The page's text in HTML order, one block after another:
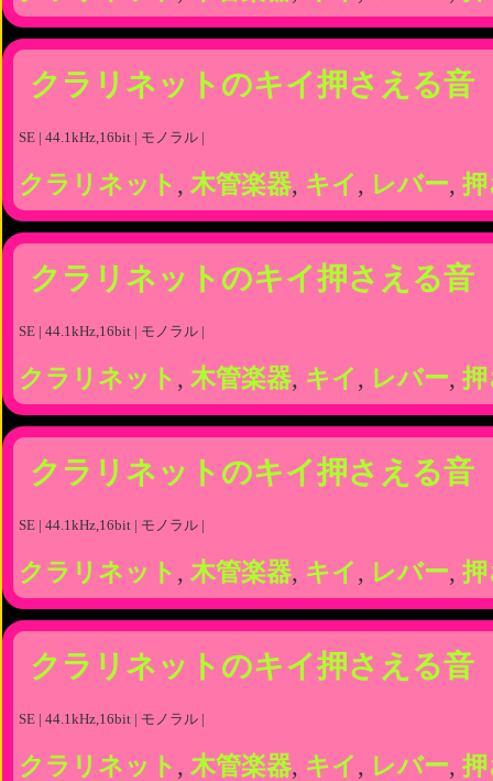
クラリネットのキイ押さえる音
SE | 44.1kHz,16bit | モノラル |
クラリネット , 木管楽器, キイ , レバー,
クラリネットのキイ押さえる音
SE | 44.1kHz,16bit | モノラル |
クラリネット , 木管楽器, キイ , レバー,
クラリネットのキイ押さえる音
SE | 44.1kHz,16bit | モノラル |
クラリネット , 木管楽器, キイ , レバー,
クラリネットのキイ押さえる音
SE | 44.1kHz,16bit | モノラル |
クラリネット , 木管楽器, キイ , レバー,